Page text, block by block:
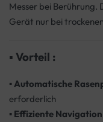
Messer bei Berührung.
Gerät nur bei
▪ Vorteil :
▪ Automatische
erforderlich
▪ Effiziente Navigation